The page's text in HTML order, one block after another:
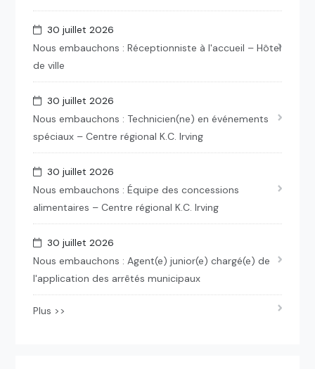
30 juillet 2026
Nous embauchons : Réceptionniste à l'accueil – Hôtel
de ville
30 juillet 2026
Nous embauchons : Technicien(ne) en événements
spéciaux – Centre régional K.C. Irving
30 juillet 2026
Nous embauchons : Équipe des concessions
alimentaires – Centre régional K.C. Irving
30 juillet 2026
Nous embauchons : Agent(e) junior(e) chargé(e) de
l'application des arrêtés municipaux
Plus >>